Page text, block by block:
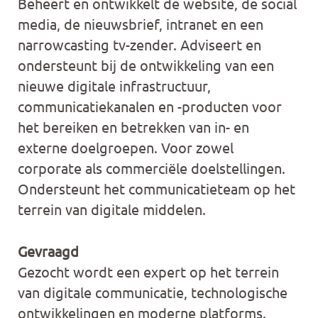
media, de nieuwsbrief, intranet en een
narrowcasting tv-zender. Adviseert en
ondersteunt bij de ontwikkeling van een
nieuwe digitale infrastructuur,
communicatiekanalen en -producten voor
het bereiken en betrekken van in- en
externe doelgroepen. Voor zowel
corporate als commerciële doelstellingen.
Ondersteunt het communicatieteam op het
terrein van digitale middelen.
Gevraagd
Gezocht wordt een expert op het terrein
van digitale communicatie, technologische
ontwikkelingen en moderne platforms.